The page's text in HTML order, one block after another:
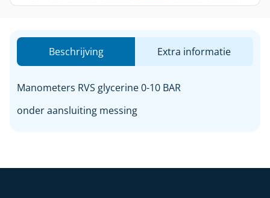
Beschrijving Extra informatie
Manometers RVS glycerine 0-10 BAR
onder aansluiting messing